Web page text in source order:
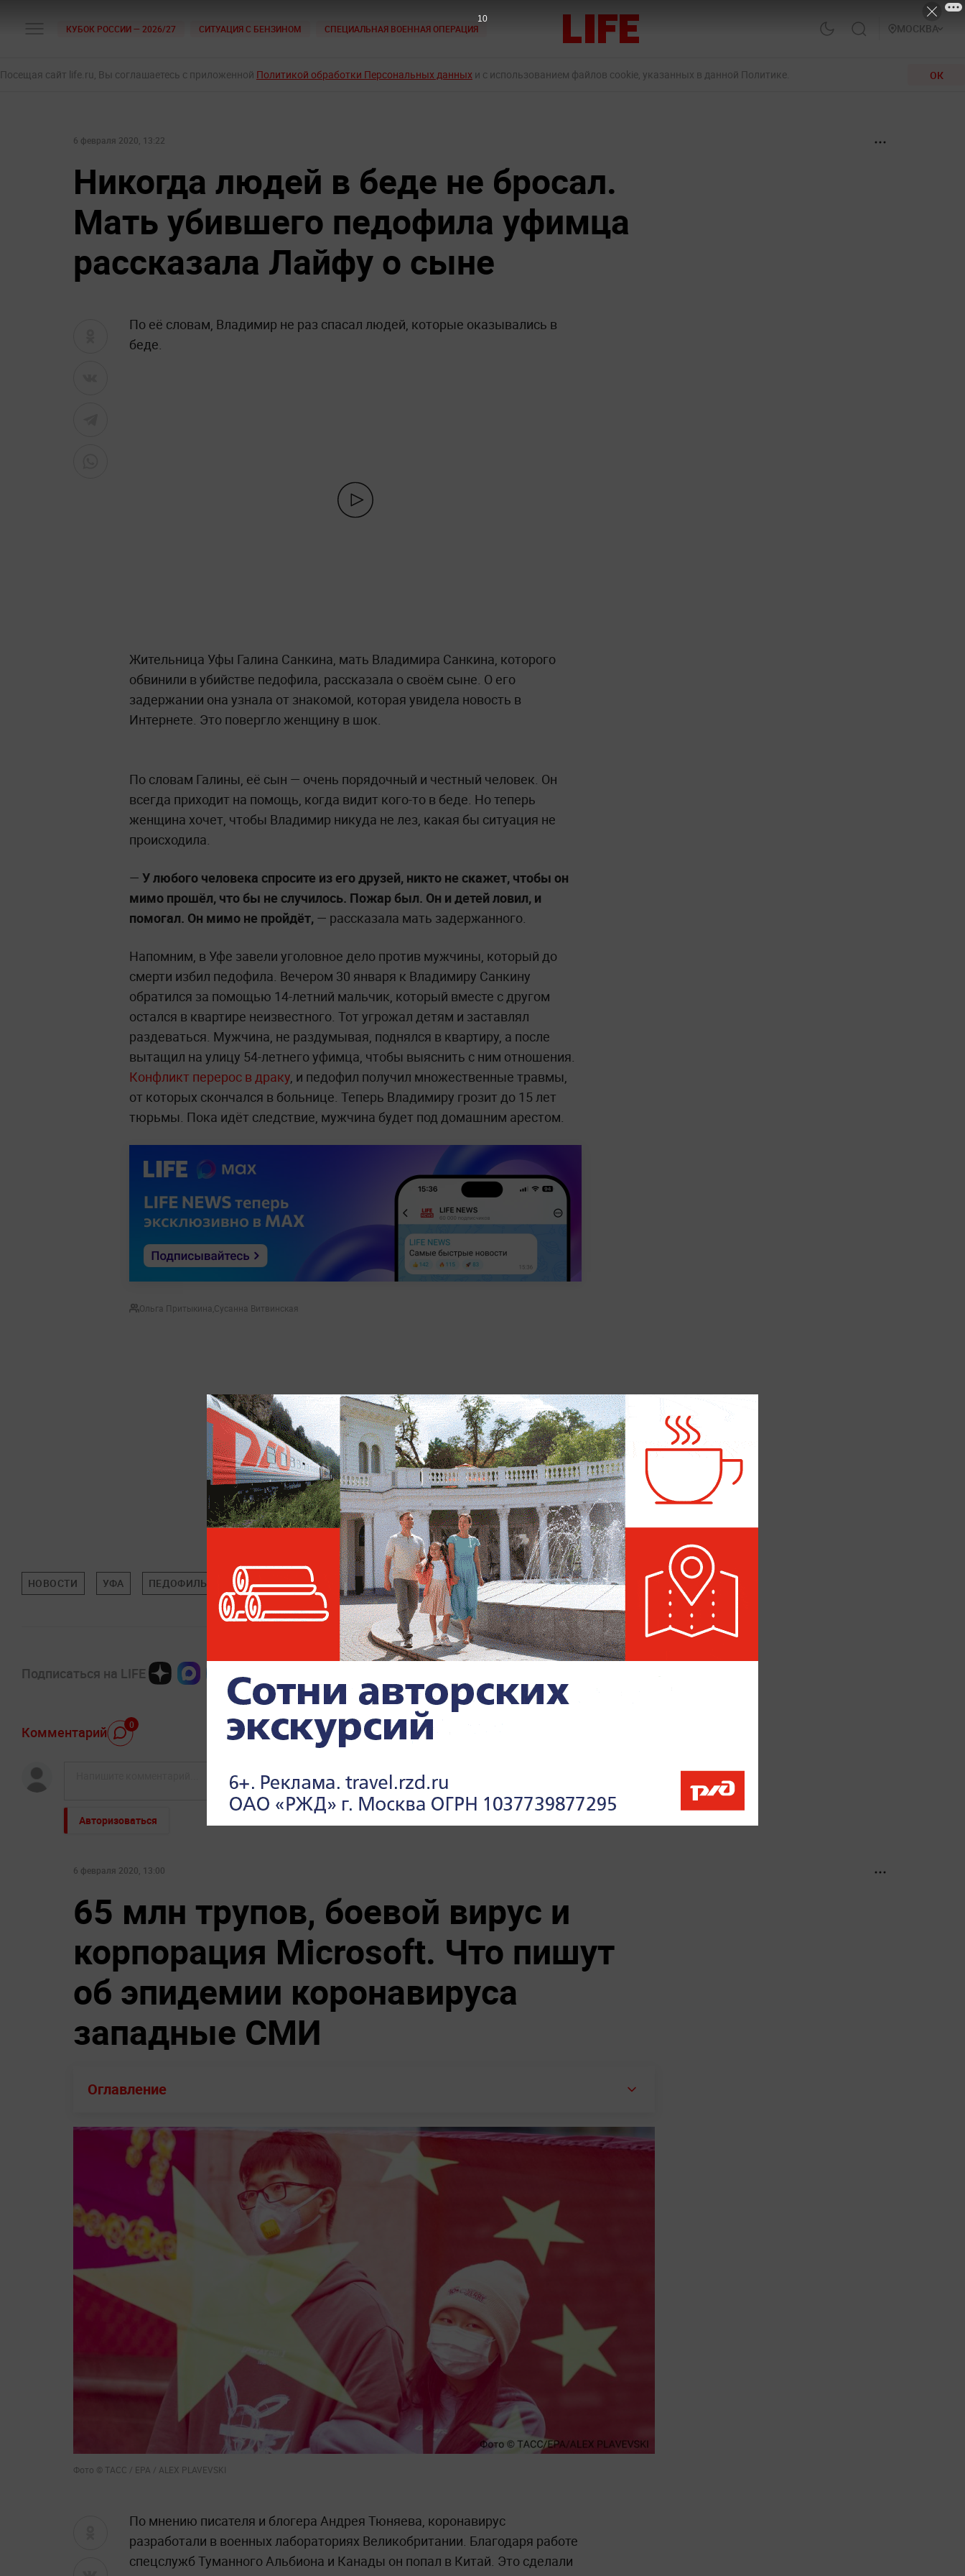
КУБОК РОССИИ — 2026/27 СИТУАЦИЯ С БЕНЗИНОМ СПЕЦИАЛЬНАЯ ВОЕННАЯ ОПЕРАЦИЯ МОСКВА
Посещая сайт life.ru, Вы соглашаетесь с приложенной Политикой обработки Персональных данных и с использованием файлов cookie, указанных в данной Политике. ОК
6 февраля 2020, 13:22
Никогда людей в беде не бросал.
Мать убившего педофила уфимца
рассказала Лайфу о сыне
По её словам, Владимир не раз спасал людей, которые оказывались в
беде.
Жительница Уфы Галина Санкина, мать Владимира Санкина, которого
обвинили в убийстве педофила, рассказала о своём сыне. О его
задержании она узнала от знакомой, которая увидела новость в
Интернете. Это повергло женщину в шок.
По словам Галины, её сын — очень порядочный и честный человек. Он
всегда приходит на помощь, когда видит кого-то в беде. Но теперь
женщина хочет, чтобы Владимир никуда не лез, какая бы ситуация не
происходила.
— У любого человека спросите из его друзей, никто не скажет, чтобы он
мимо прошёл, что бы не случилось. Пожар был. Он и детей ловил, и
помогал. Он мимо не пройдёт, — рассказала мать задержанного.
Напомним, в Уфе завели уголовное дело против мужчины, который до
смерти избил педофила. Вечером 30 января к Владимиру Санкину
обратился за помощью 14-летний мальчик, который вместе с другом
остался в квартире неизвестного. Тот угрожал детям и заставлял
раздеваться. Мужчина, не раздумывая, поднялся в квартиру, а после
вытащил на улицу 54-летнего уфимца, чтобы выяснить с ним отношения.
Конфликт перерос в драку, и педофил получил множественные травмы,
от которых скончался в больнице. Теперь Владимиру грозит до 15 лет
тюрьмы. Пока идёт следствие, мужчина будет под домашним арестом.
Ольга Притыкина Сусанна Витвинская
НОВОСТИ УФА ПЕДОФИЛЫ ОБЩЕСТВО
Подписаться на LIFE
Комментарий 0
Авторизоваться
По бежавшему из России
Надеждину* нанесли новый
Киев обречён: особые войска
зашли в Чернигов
Зеленский неприлично повел
cебя в присутствии фон дер
Ляйен
Трамп спас ребёнка от
падения со сцены и пошутил
про Байдена
инвалидном кресле
требование перестать
накачивать ВСУ оружием
65 млн трупов, боевой вирус и
корпорация Microsoft. Что пишут
об эпидемии коронавируса
западные СМИ
Оглавление
9